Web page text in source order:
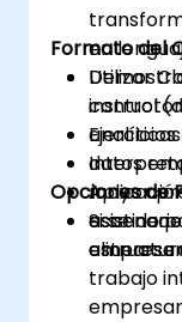
en
Utilizar
control
mayor
asistido
Formato del
instructor
datos
Opciones de
Si se
alinearse
trabajo